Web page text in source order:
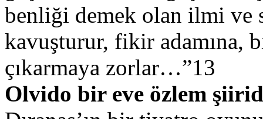
benliği demek olan ilmi ve
kavuşturur, fikir adamına,
çıkarmaya zorlar…”13
Olvido bir eve özlem